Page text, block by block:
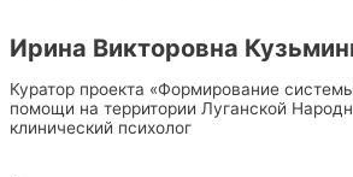
Ирина Викторовна
Куратор проекта «Формирование
помощи на территории Луганской
клинический психолог